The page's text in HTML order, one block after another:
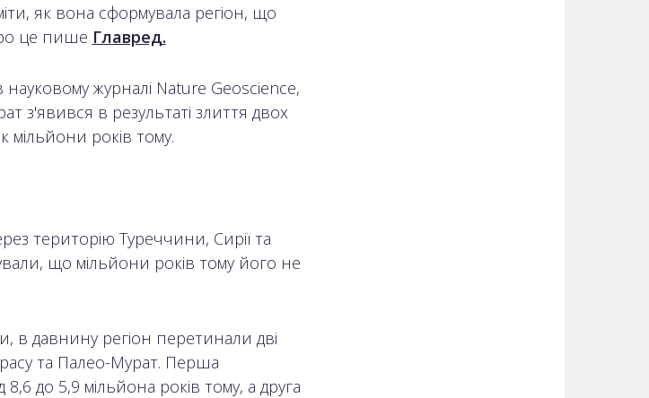
як вона сформувала регіон, що
це пише Главред.
журналі Nature Geoscience,
з'явився в результаті злиття двох
мільйони років тому.
територію Туреччини, Сирії та
що мільйони років тому його не
в давнину регіон перетинали дві
та Палео-Мурат. Перша
до 5,9 мільйона років тому, а друга